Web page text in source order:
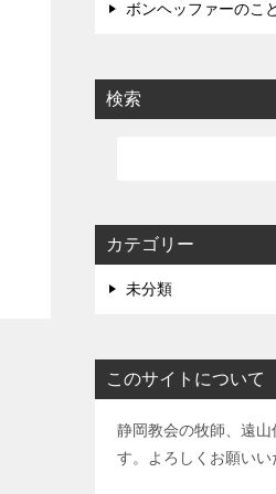
ボンヘッファーのこ
検索
カテゴリー
未分類
このサイトについて
静岡教会の牧師、遠山
す。よろしくお願いい